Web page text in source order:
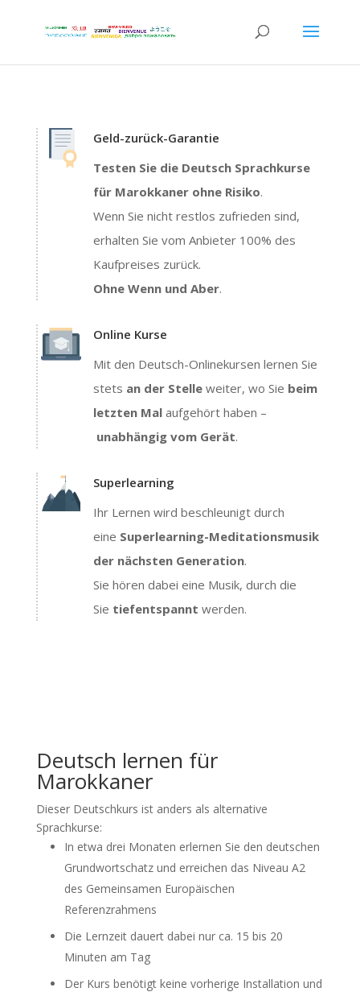
Geld-zurück-Garantie
Testen Sie die Deutsch Sprachkurse
für Marokkaner ohne Risiko.
Wenn Sie nicht restlos zufrieden sind,
erhalten Sie vom Anbieter 100% des
Kaufpreises zurück.
Ohne Wenn und Aber.
Online Kurse
Mit den Deutsch-Onlinekursen lernen Sie
stets an der Stelleweiter, wo Sie beim
letzten Malaufgehört haben –
unabhängig vom Gerät.
Superlearning
Ihr Lernen wird beschleunigt durch
eine Superlearning-Meditationsmusik
der nächsten Generation.
Sie hören dabei eine Musik, durch die
Sie tiefentspannt werden.
Deutsch lernen für
Marokkaner
Dieser Deutschkurs ist anders als alternative
Sprachkurse:
In etwa drei Monaten erlernen Sie den deutschen
Grundwortschatz und erreichen das Niveau A2
des Gemeinsamen Europäischen
Referenzrahmens
Die Lernzeit dauert dabei nur ca. 15 bis 20
Minuten am Tag
Der Kurs benötigt keine vorherige Installation und